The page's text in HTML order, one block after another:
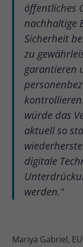
öffentliches
nachhaltige
Sicherheit
zu
garantieren
würde das
aktuell so
digitale
werden."
Mariya Gabriel,